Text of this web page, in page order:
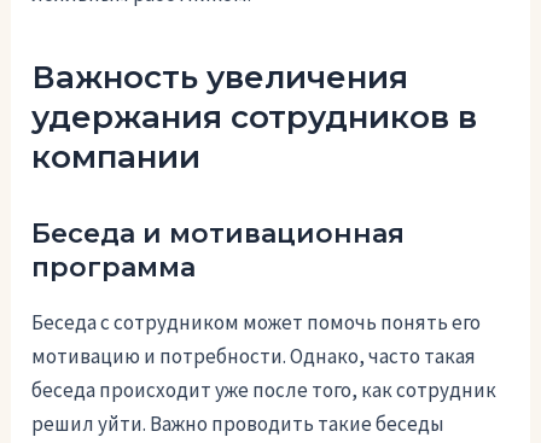
Важность увеличения
удержания сотрудников в
компании
Беседа и мотивационная
программа
Беседа с сотрудником может помочь понять его
мотивацию и потребности. Однако, часто такая
беседа происходит уже после того, как сотрудник
решил уйти. Важно проводить такие беседы